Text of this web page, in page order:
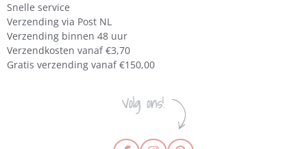
Snelle service
Verzending via Post NL
Verzending binnen 48 uur
Verzendkosten vanaf €3,70
Gratis verzending vanaf €150,00